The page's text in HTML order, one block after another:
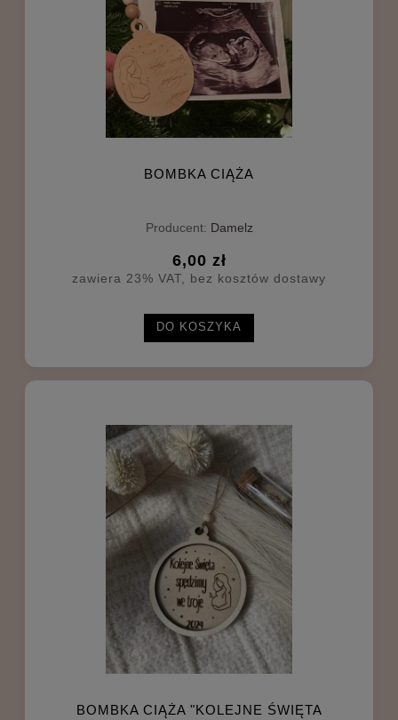
BOMBKA CIĄŻA
Producent: Damelz
6,00 zł
zawiera 23% VAT, bez kosztów dostawy
DO KOSZYKA
BOMBKA CIĄŻA "KOLEJNE ŚWIĘTA